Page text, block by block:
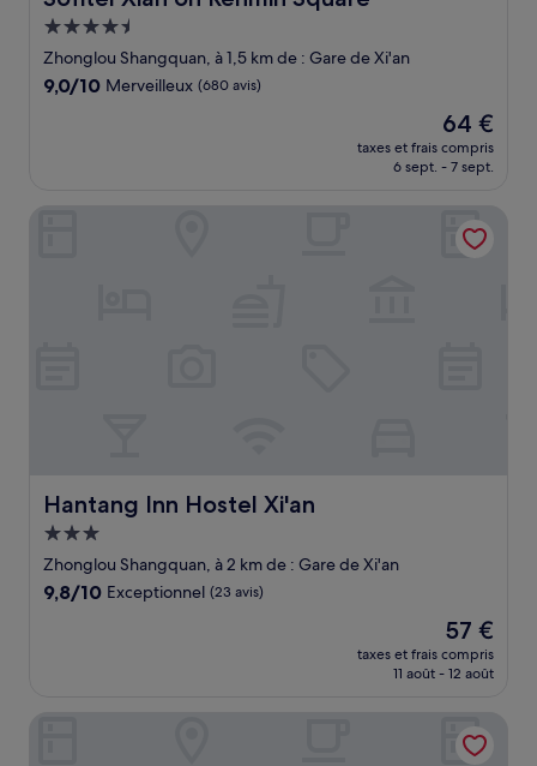
Hébergement
4.5 étoiles
Zhonglou Shangquan, à 1,5 km de : Gare de Xi'an
9.0
9,0/10 Merveilleux (680 avis)
Le
nouveau
prix
de
64 €
64 €
taxes et frais compris
6 sept. - 7 sept.
Hantang Inn Hostel Xi'an
Hantang Inn Hostel Xi'an
Hébergement
3.0 étoiles
Zhonglou Shangquan, à 2 km de : Gare de Xi'an
9.8
9,8/10 Exceptionnel (23 avis)
Le
nouveau
prix
de
57 €
57 €
taxes et frais compris
11 août - 12 août